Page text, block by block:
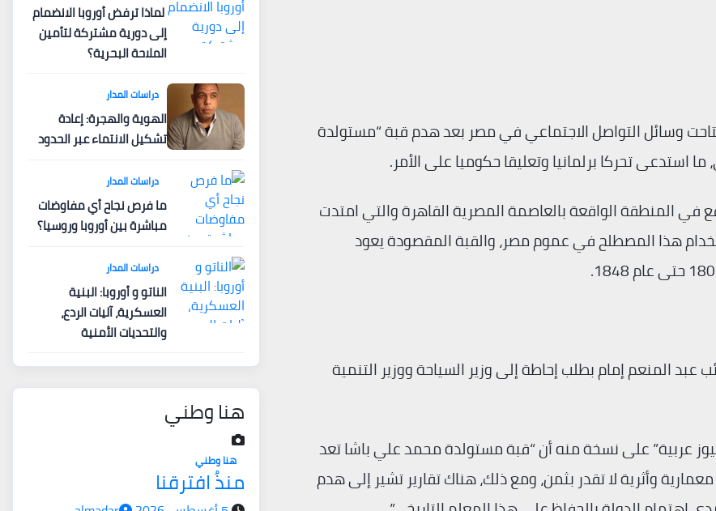
وسائل التواصل الاجتماعي في مصر بعد هدم قبة “مستولدة
استدعى تحركا برلمانيا وتعليقا حكوميا على الأمر.
المنطقة الواقعة بالعاصمة المصرية القاهرة والتي امتدت
هذا المصطلح في عموم مصر، والقبة المقصودة يعود
المنعم إمام بطلب إحاطة إلى وزير السياحة ووزير التنمية
عربية” على نسخة منه أن “قبة مستولدة محمد علي باشا تعد
وأثرية لا تقدر بثمن، ومع ذلك، هناك تقارير تشير إلى هدم
لماذا ترفض أوروبا الانضمام
إلى دورية مشتركة لتأمين
الملاحة البحرية؟
دراسات المدار
الهوية والهجرة: إعادة
تشكيل الانتماء عبر الحدود
دراسات المدار
ما فرص نجاح أي مفاوضات
مباشرة بين أوروبا وروسيا؟
دراسات المدار
الناتو و أوروبا: البنية
العسكرية، آليات الردع،
والتحديات الأمنية
هنا وطني
هنا وطني
منذُ افترقنا